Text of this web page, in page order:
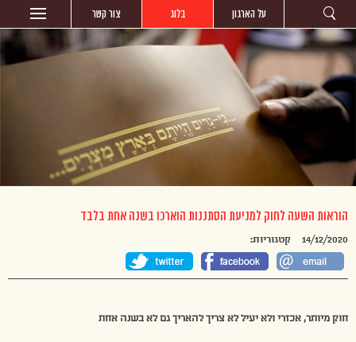
על הארגון בלוג צור קשר
הוראות השעה לחוק למניעת הסתננות הוארכו בשנה אחת בלבד
14/12/2020 קטגוריות:
חוק מיותר, אכזרי ולא יעיל לא צריך להאריך גם לא בשנה אחת